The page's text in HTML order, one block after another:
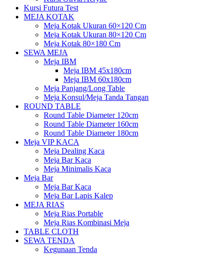
Kursi Futura Test
MEJA KOTAK
Meja Kotak Ukuran 60×120 Cm
Meja Kotak Ukuran 80×120 Cm
Meja Kotak 80×180 Cm
SEWA MEJA
Meja IBM
Meja IBM 45x180cm
Meja IBM 60x180cm
Meja Panjang/Long Table
Meja Konsul/Meja Tanda Tangan
ROUND TABLE
Round Table Diameter 120cm
Round Table Diameter 160cm
Round Table Diameter 180cm
Meja VIP KACA
Meja Dealing Kaca
Meja Bar Kaca
Meja Minimalis Kaca
Meja Bar
Meja Bar Kaca
Meja Bar Lapis Kalep
MEJA RIAS
Meja Rias Portable
Meja Rias Kombinasi Meja
TABLE CLOTH
SEWA TENDA
Kegunaan Tenda